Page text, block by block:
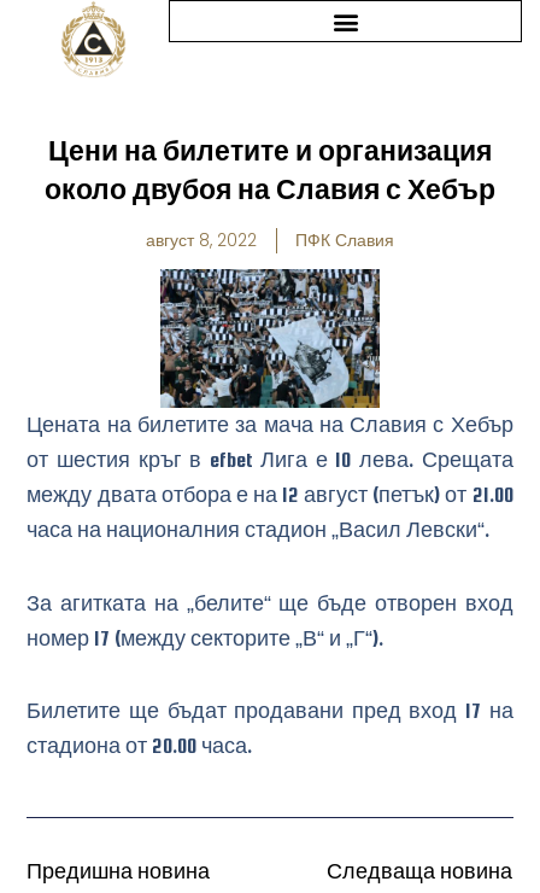
Цени на билетите и организация
около двубоя на Славия с Хебър
август 8, 2022 ПФК Славия
Цената на билетите за мача на Славия с Хебър
от шестия кръг в efbet Лига е 10 лева. Срещата
между двата отбора е на 12 август (петък) от 21.00
часа на националния стадион „Васил Левски“.
За агитката на „белите“ ще бъде отворен вход
номер 17 (между секторите „В“ и „Г“).
Билетите ще бъдат продавани пред вход 17 на
стадиона от 20.00 часа.
Предишна новина Следваща новина